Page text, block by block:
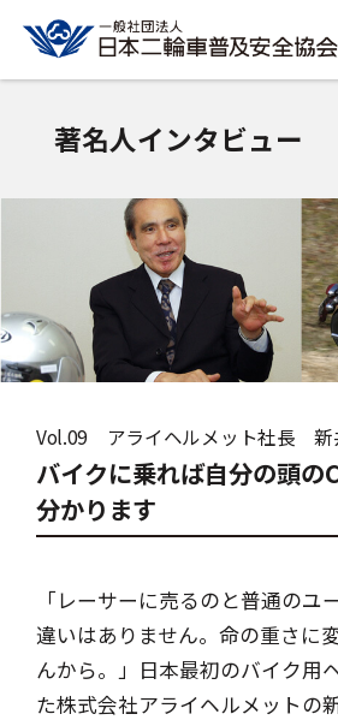
著名人インタビュー
Vol.09 アライヘルメット社長 新
バイクに乗れば自分の頭の
分かります
「レーサーに売るのと普通のユ
違いはありません。命の重さに
んから。」日本最初のバイク用
た株式会社アライヘルメットの